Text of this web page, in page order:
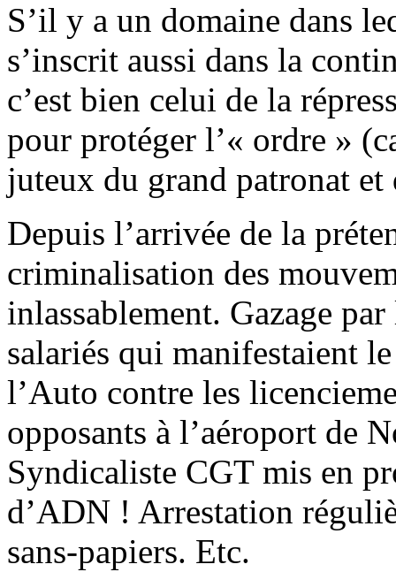
S’il y a un domaine dans
s’inscrit aussi dans la
c’est bien celui de la
pour protéger l’« ordre »
juteux du grand patronat et
Depuis l’arrivée de la
criminalisation des
inlassablement. Gazage
salariés qui manifestaient
l’Auto contre les
opposants à l’aéroport de
Syndicaliste CGT mis en
d’ADN ! Arrestation
sans-papiers. Etc.